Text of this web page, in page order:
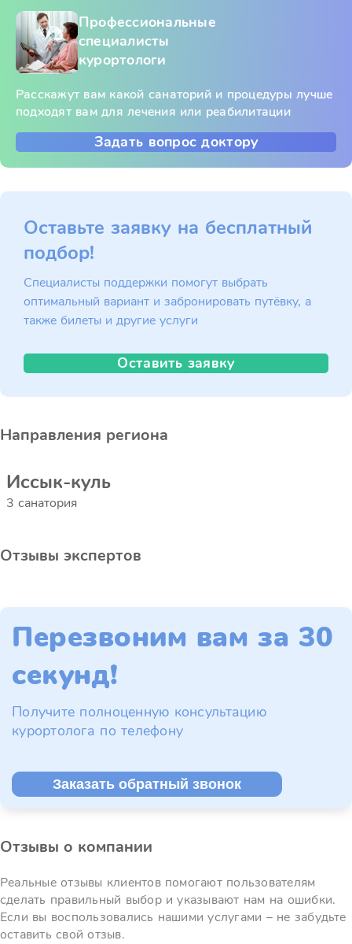
Профессиональные
специалисты
курортологи
Расскажут вам какой санаторий и процедуры лучше
подходят вам для лечения или реабилитации
Задать вопрос доктору
Оставьте заявку на бесплатный
подбор!
Специалисты поддержки помогут выбрать
оптимальный вариант и забронировать путёвку, а
также билеты и другие услуги
Оставить заявку
Направления региона
Иссык-куль
3 санатория
Отзывы экспертов
Перезвоним вам за 30
секунд!
Получите полноценную консультацию
курортолога по телефону
Заказать обратный звонок
Отзывы о компании
Реальные отзывы клиентов помогают пользователям
сделать правильный выбор и указывают нам на ошибки.
Если вы воспользовались нашими услугами – не забудьте
оставить свой отзыв.